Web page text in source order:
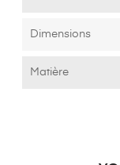
Dimensions
Matière